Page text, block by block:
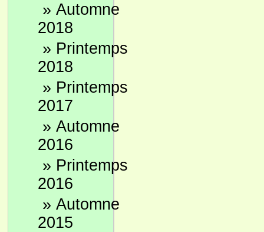
» Automne
2018
» Printemps
2018
» Printemps
2017
» Automne
2016
» Printemps
2016
» Automne
2015